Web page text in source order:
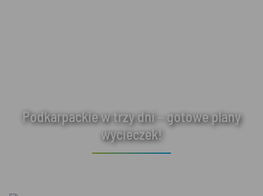
Podkarpackie w trzy dni – gotowe plany
wycieczek!